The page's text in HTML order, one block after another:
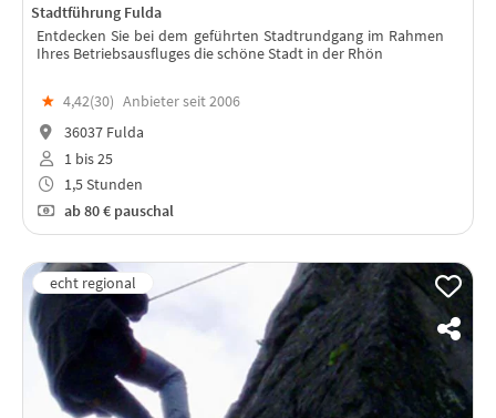
Stadtführung Fulda
Entdecken Sie bei dem geführten Stadtrundgang im Rahmen
Ihres Betriebsausfluges die schöne Stadt in der Rhön
★ 4,42(30) Anbieter seit 2006
36037 Fulda
1 bis 25
1,5 Stunden
ab80 € pauschal